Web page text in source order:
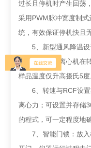
过长且停机时产生回荡
采用PWM脉冲宽度制
统，有效保证停机快且
5、新型通风降温设
致血液质变，离心机在
样品温度仅升高摄氏5度
6、转速与RCF设置
离心力；可设置并存储
的程式，可一定程度地
7、智能门锁：放入